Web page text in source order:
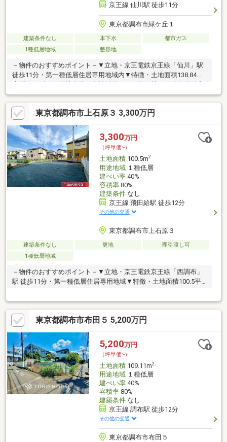
京王線 仙川駅 徒歩11分
東京都調布市緑ケ丘１
建築条件なし 本下水
都市ガス
1種低層地域
整形地
－物件のおすすめポイント－▼立地・京王電鉄京王線「仙川」駅
徒歩11分・第一種低層住居専用地域内▼特徴・土地面積138.84平
米(約41.99坪)・敷地全体を有効活用できる整形地・建築条件付宅
地販売ではありません・お好みのハウスメーカー・工務店等で建
築可能・建物参考プラン図作成いたします▼周辺環境・スーパー
「いなげや調布仙川店」徒歩6分(約480m)・くぬぎ児童遊園 徒歩2
分(約120m)・緑ケ丘小学校 徒歩10分(約800m)■ ご希望の住まい探
しをお手伝いします ━━━━━・・・物件の詳細・ご相談はお気
軽にお問い合わせください。
東京都調布市上石原３ 3,300万円
3,300万円
（坪単価:-）
土地面積100.5m2
用途地域１種低層
建ぺい率40%
容積率80%
建築条件なし
京王線 飛田給駅 徒歩12分
その他の交通
東京都調布市上石原３
建築条件なし 更地
即引渡し可
1種低層地域
－物件のおすすめポイント－▼立地・京王電鉄京王線「西調布」
駅 徒歩11分・第一種低層住居専用地域▼特徴・土地面積100.5平
米(約30.4坪)※路地状敷地部分約28.14平米含む・前面道路は西側幅
員約4.5mの公道・建築条件付宅地販売ではありません・現況更
地・即お引渡し可能(残金精算後)▼周辺環境・調布市立第三小学
校 徒歩7分(約530m)・凸凹山児童公園 徒歩5分(約380m)※西側道路
種別については42条1項1号と42条1項2号が併存しています■ ご希
望の住まい探しをお手伝いします ━━━━━・・・物件の詳細・
ご相談はお気軽にお問い合わせください。
東京都調布市布田５ 5,200万円
5,200万円
（坪単価:-）
土地面積109.11m2
用途地域１種低層
建ぺい率40%
容積率80%
建築条件なし
京王線 調布駅 徒歩12分
その他の交通
東京都調布市布田５